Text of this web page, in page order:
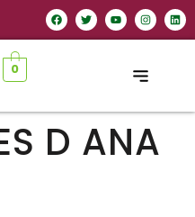
0
D ANA